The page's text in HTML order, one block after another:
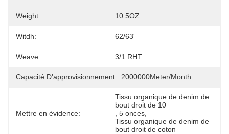
Weight: 10.5OZ
Witdh: 62/63'
Weave: 3/1 RHT
Capacité D'approvisionnement: 2000000Meter/Month
Mettre en évidence:
Tissu organique de denim de
bout droit de 10
5 onces
Tissu organique de denim de
bout droit de coton